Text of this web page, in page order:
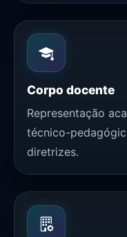
Corpo docente
Representação
técnico-
diretrizes.